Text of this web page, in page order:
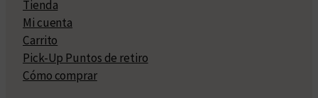
Tienda
Mi cuenta
Carrito
Pick-Up Puntos de retiro
Cómo comprar